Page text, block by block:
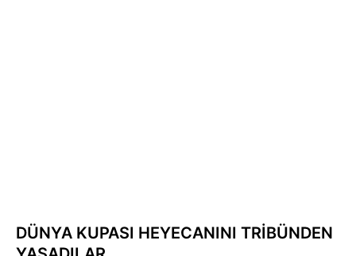
DÜNYA KUPASI HEYECANINI TRİBÜNDEN